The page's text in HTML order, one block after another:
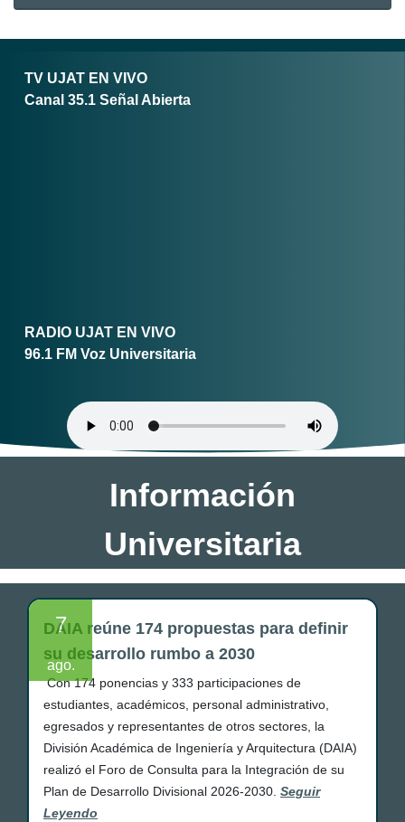
TV UJAT EN VIVO
Canal 35.1 Señal Abierta
RADIO UJAT EN VIVO
96.1 FM Voz Universitaria
Información
Universitaria
7
ago.
DAIA reúne 174 propuestas para definir
su desarrollo rumbo a 2030
Con 174 ponencias y 333 participaciones de
estudiantes, académicos, personal administrativo,
egresados y representantes de otros sectores, la
División Académica de Ingeniería y Arquitectura (DAIA)
realizó el Foro de Consulta para la Integración de su
Plan de Desarrollo Divisional 2026-2030. Seguir
Leyendo